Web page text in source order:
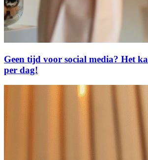
Geen tijd voor social media? Het
per dag!